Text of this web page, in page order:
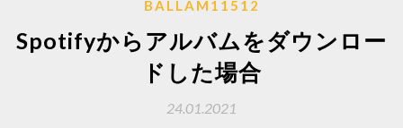
BALLAM11512
Spotifyからアルバムをダウンロー
ドした場合
24.01.2021